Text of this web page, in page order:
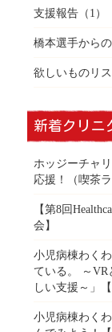
支援報告（1）
橋本選手から
欲しいものリ
新着クリニ
ホッジーチャ
応援！（喫茶
【第8回
会】
小児病棟わく
ている。 ～
しい支援～」
小児病棟わく